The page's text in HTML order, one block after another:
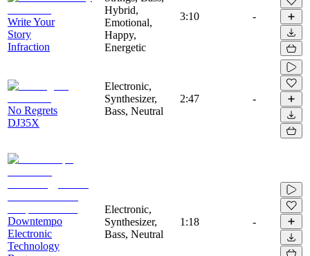
Write Your
Story
Infraction
Hybrid,
Emotional,
Happy,
Energetic
3:10 -
No Regrets
DJ35X
Electronic,
Synthesizer,
Bass, Neutral
2:47 -
Downtempo
Electronic
Technology
Electronic,
Synthesizer,
Bass, Neutral
1:18 -